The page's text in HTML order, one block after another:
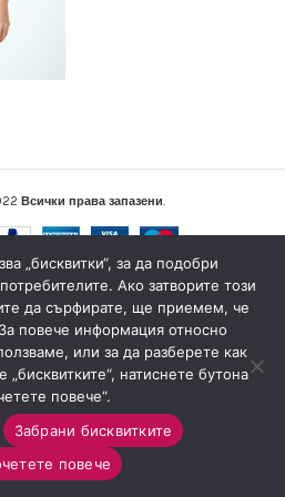
Всички права запазени.
Любими
0
Количка
„бисквитки“, за да подобри
Ако затворите този
да сърфирате, ще приемем, че
повече информация относно
или за да разберете как
натиснете бутона
повече“.
Забрани бисквитките
повече